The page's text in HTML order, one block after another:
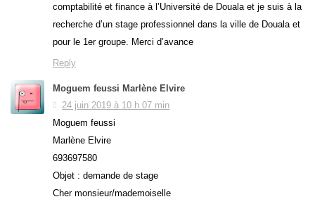
comptabilité et finance à l’Université de Douala et je suis à la
recherche d’un stage professionnel dans la ville de Douala et
pour le 1er groupe. Merci d’avance
Reply
Moguem feussi Marlène Elvire
24 juin 2019 à 10 h 07 min
Moguem feussi
Marlène Elvire
693697580
Objet : demande de stage
Cher monsieur/mademoiselle